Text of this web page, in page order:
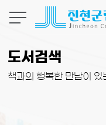
도서검색
책과의 행복한 만남이 있